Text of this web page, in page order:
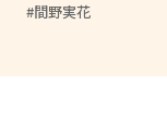
間野実花